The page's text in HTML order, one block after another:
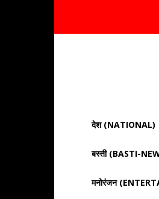
देश (NATIONAL)
बस्ती (BASTI-
मनोरंजन